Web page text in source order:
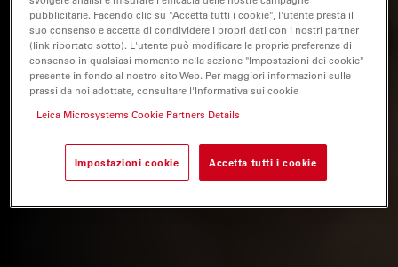
pubblicitarie. Facendo clic su "Accetta tutti i cookie", l'utente presta il
suo consenso e accetta di condividere i propri dati con i nostri partner
(link riportato sotto). L'utente può modificare le proprie preferenze di
consenso in qualsiasi momento nella sezione "Impostazioni dei cookie"
presente in fondo al nostro sito Web. Per maggiori informazioni sulle
prassi da noi adottate, consultare l'Informativa sui cookie
Leica Microsystems Cookie Partners Details
Impostazioni cookie Accetta tutti i cookie